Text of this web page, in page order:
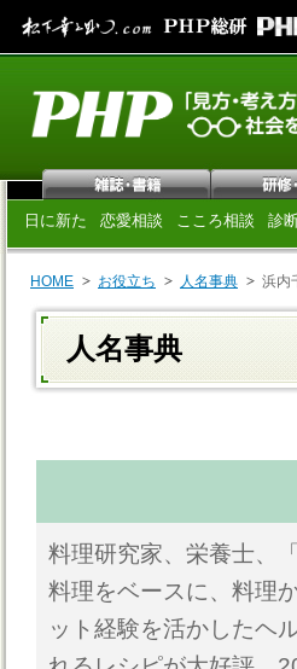
日に新た 恋愛相談 こころ相談 診
HOME お役立ち 人名事典 浜内
人名事典
料理研究家、栄養士、
料理をベースに、料理
ット経験を活かしたヘ